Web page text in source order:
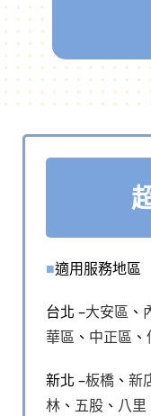
■適用服務地區
台北 –大安區 、
華區 、 中正區 、
新北 –板橋 、 新
林 、 五股 、 八里